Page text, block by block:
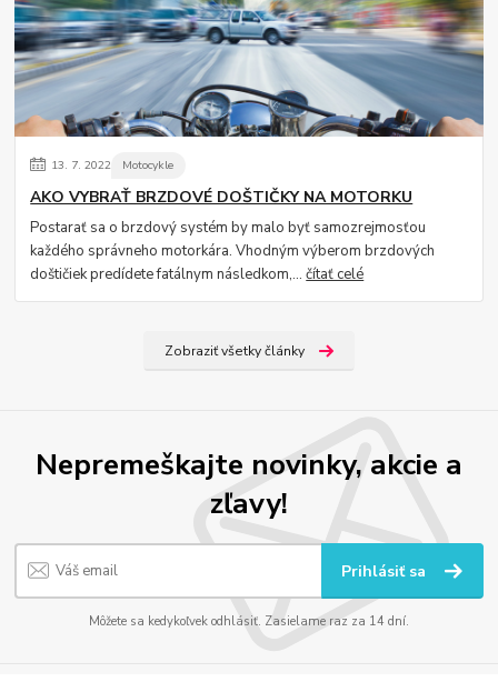
13. 7. 2022 Motocykle
AKO VYBRAŤ BRZDOVÉ DOŠTIČKY NA MOTORKU
Postarať sa o brzdový systém by malo byť samozrejmosťou
každého správneho motorkára. Vhodným výberom brzdových
doštičiek predídete fatálnym následkom,...čítať celé
Zobraziť všetky články
Nepremeškajte novinky, akcie a
zľavy!
Prihlásiť sa
Môžete sa kedykoľvek odhlásiť. Zasielame raz za 14 dní.